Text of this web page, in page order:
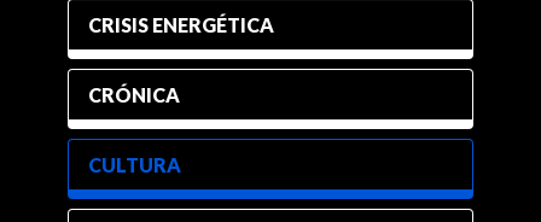
CRISIS ENERGÉTICA
CRÓNICA
CULTURA